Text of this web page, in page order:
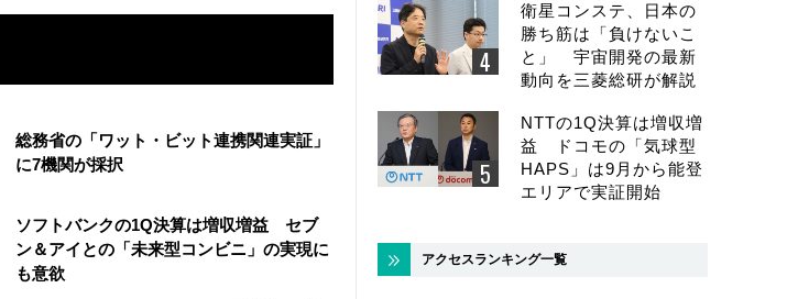
総務省の「ワット・ビット連携関連実証」
に7機関が採択
ソフトバンクの1Q決算は増収増益 セブ
ン＆アイとの「未来型コンビニ」の実現に
も意欲
衛星コンステ、日本の
勝ち筋は「負けないこ
と」 宇宙開発の最新
動向を三菱総研が解説
NTTの1Q決算は増収増
益 ドコモの「気球型
HAPS」は9月から能登
エリアで実証開始
アクセスランキング一覧